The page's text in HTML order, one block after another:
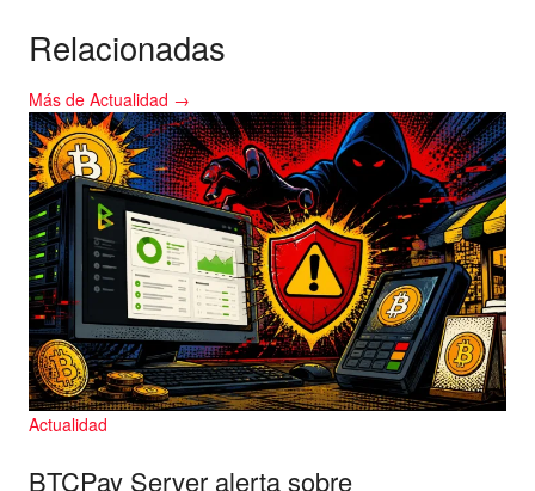
Relacionadas
Más de Actualidad →
Actualidad
BTCPay Server alerta sobre